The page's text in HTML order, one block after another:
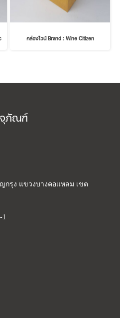
กล่องไวน์ Brand : Wine Citizen
ภัณฑ์
กรุง แขวงบางคอแหลม เขต
1